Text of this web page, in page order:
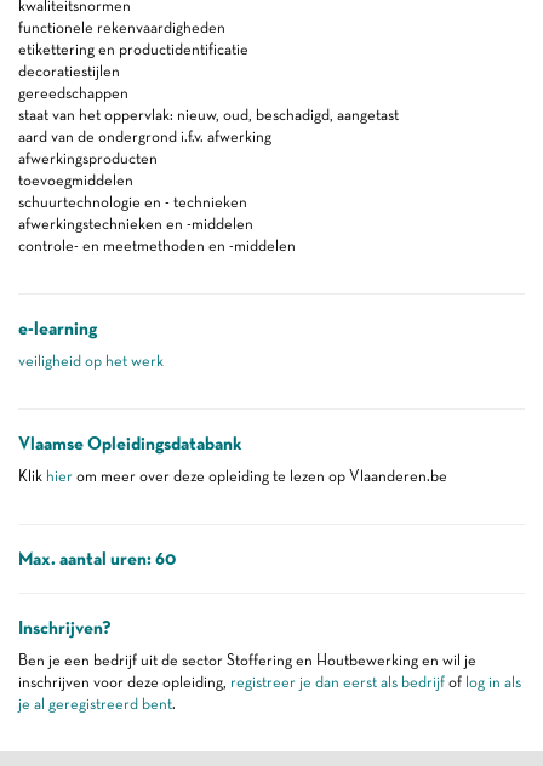
kwaliteitsnormen
functionele rekenvaardigheden
etikettering en productidentificatie
decoratiestijlen
gereedschappen
staat van het oppervlak: nieuw, oud, beschadigd, aangetast
aard van de ondergrond i.f.v. afwerking
afwerkingsproducten
toevoegmiddelen
schuurtechnologie en - technieken
afwerkingstechnieken en -middelen
controle- en meetmethoden en -middelen
e-learning
veiligheid op het werk
Vlaamse Opleidingsdatabank
Klik hier om meer over deze opleiding te lezen op Vlaanderen.be
Max. aantal uren: 60
Inschrijven?
Ben je een bedrijf uit de sector Stoffering en Houtbewerking en wil je
inschrijven voor deze opleiding, registreer je dan eerst als bedrijf of log in als
je al geregistreerd bent.